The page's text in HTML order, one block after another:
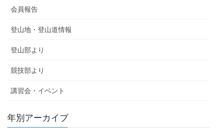
会員報告
登山地・登山道情報
登山部より
競技部より
講習会・イベント
年別アーカイブ